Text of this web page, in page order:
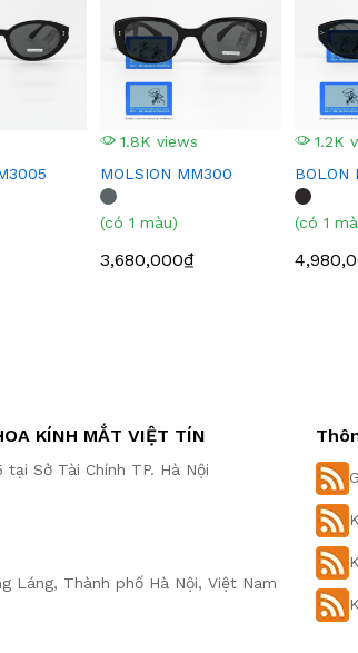
1.8K views
MOLSION MM300
(có 1 màu)
3,680,000₫
1.2K
BOLON
(có 1
KÍNH MẮT VIỆT TÍN
Sở Tài Chính TP. Hà Nội
Láng, Thành phố Hà Nội, Việt Nam